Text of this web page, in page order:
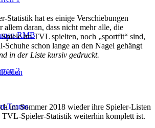
RMB
2
Teams
Statistik hat es einige Verschiebungen
allem daran, dass nicht mehr alle, die
im TVL spielten, noch „sportfit“ sind,
Schuhe schon lange an den Nagel gehängt
in der Liste kursiv gedruckt.
im Sommer 2018 wieder ihre Spieler-Listen
TVL-Spieler-Statistik weiterhin komplett ist.